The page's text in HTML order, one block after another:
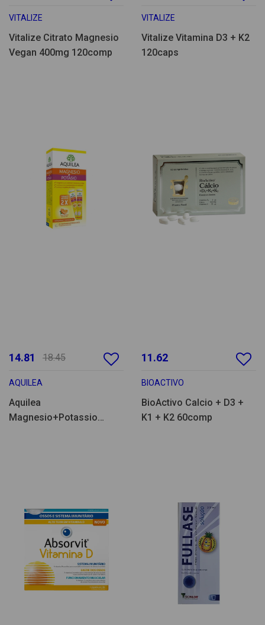
VITALIZE
Vitalize Citrato Magnesio
Vegan 400mg 120comp
VITALIZE
Vitalize Vitamina D3 + K2
120caps
14.81 18.45
AQUILEA
Aquilea
Magnesio+Potassio
11.62
BIOACTIVO
BioActivo Calcio + D3 +
K1 + K2 60comp